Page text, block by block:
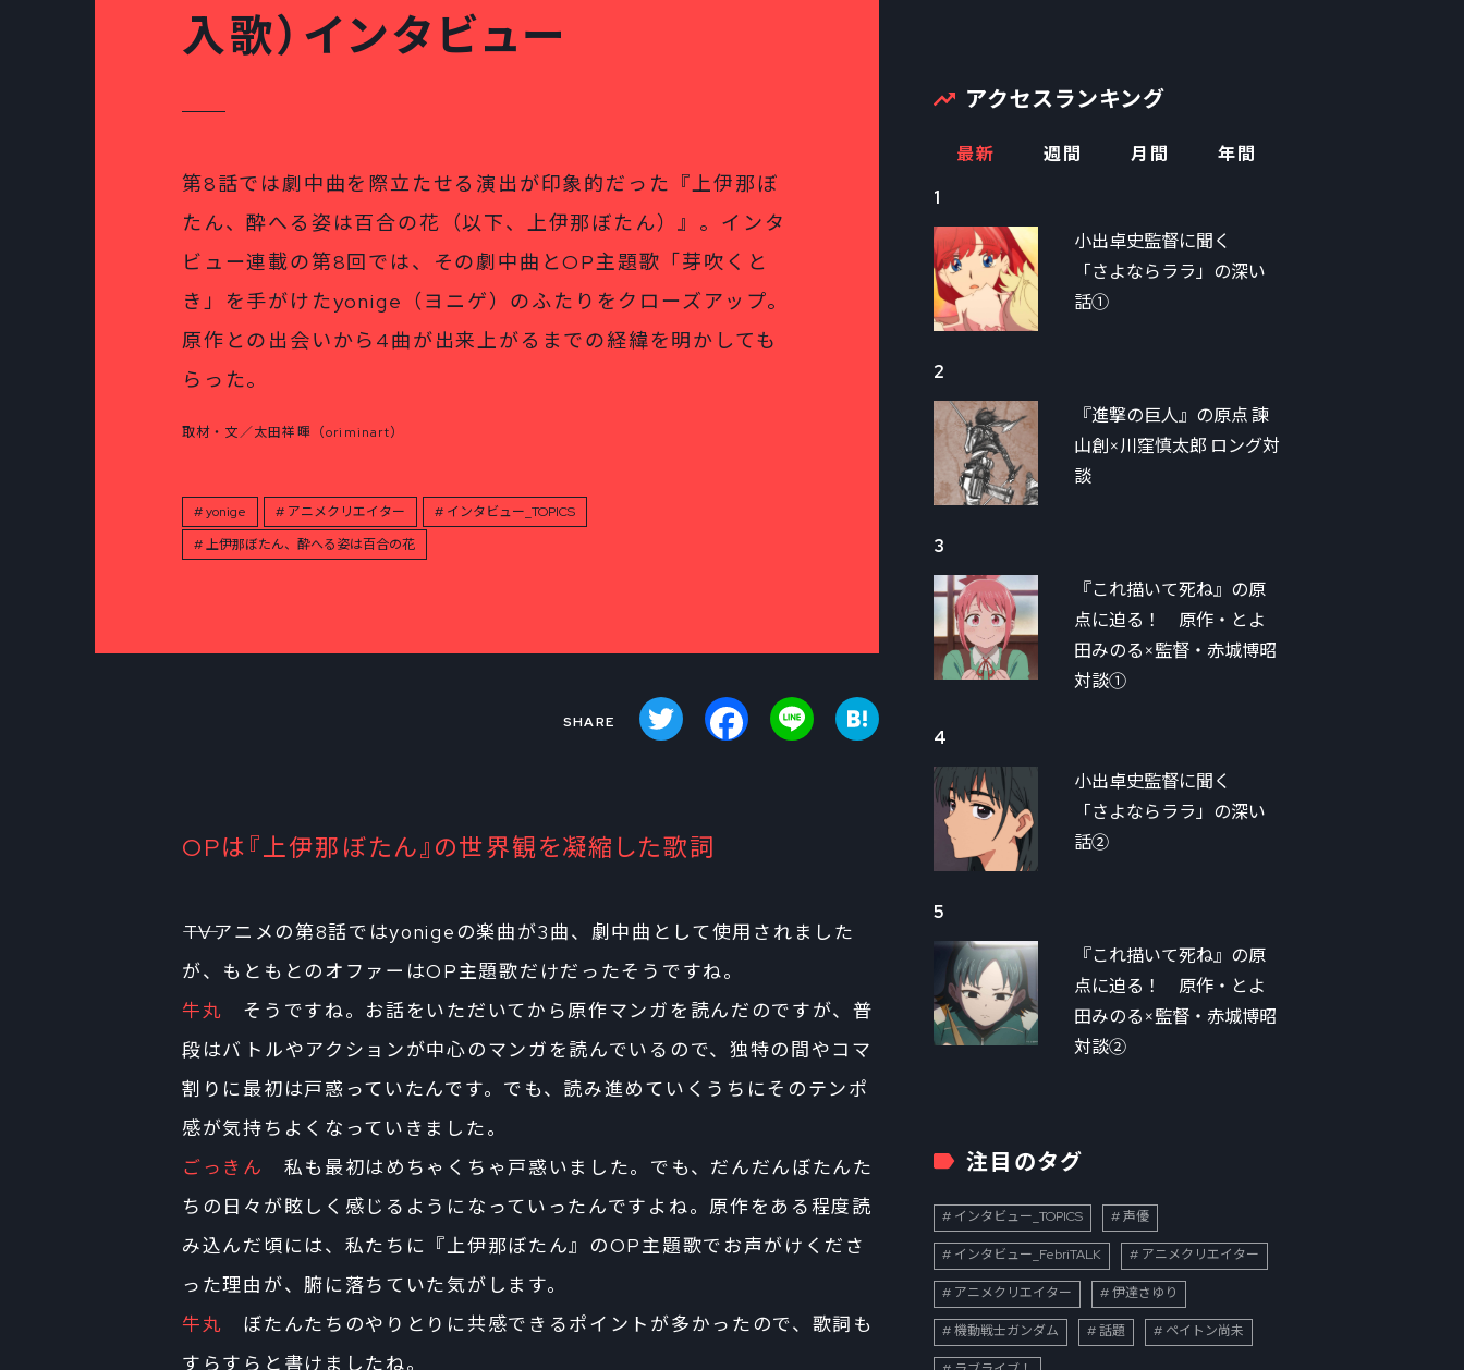
入歌）インタビュー
第8話では劇中曲を際立たせる演出が印象的だった『上伊那ぼ
たん、酔へる姿は百合の花（以下、上伊那ぼたん）』。インタ
ビュー連載の第8回では、その劇中曲とOP主題歌「芽吹くと
き」を手がけたyonige（ヨニゲ）のふたりをクローズアップ。
原作との出会いから4曲が出来上がるまでの経緯を明かしても
らった。
取材・文／太田祥暉（oriminart）
yonige アニメクリエイター
インタビュー_TOPICS
上伊那ぼたん、酔へる姿は百合の花
Twitter Facebook Line
OPは『上伊那ぼたん』の世界観を凝縮した歌詞
――TVアニメの第8話ではyonigeの楽曲が3曲、劇中曲として使用されました
が、もともとのオファーはOP主題歌だけだったそうですね。
牛丸 そうですね。お話をいただいてから原作マンガを読んだのですが、普
段はバトルやアクションが中心のマンガを読んでいるので、独特の間やコマ
割りに最初は戸惑っていたんです。でも、読み進めていくうちにそのテンポ
感が気持ちよくなっていきました。
ごっきん
私も最初はめちゃくちゃ戸惑いました。でも、だんだんぼたんた
ちの日々が眩しく感じるようになっていったんですよね。原作をある程度読
み込んだ頃には、私たちに『上伊那ぼたん』のOP主題歌でお声がけくださ
った理由が、腑に落ちていた気がします。
牛丸 ぼたんたちのやりとりに共感できるポイントが多かったので、歌詞も
すらすらと書けましたね。
アクセスランキング
最新 週間 月間
年間
1
小出卓史監督に聞く
「さよならララ」の深い
話①
2
『進撃の巨人』の原点 諫
山創×川窪慎太郎 ロング対
談
3
『これ描いて死ね』の原
点に迫る！ 原作・とよ
田みのる×監督・赤城博昭
対談①
4
小出卓史監督に聞く
「さよならララ」の深い
話②
5
『これ描いて死ね』の原
点に迫る！ 原作・とよ
田みのる×監督・赤城博昭
対談②
注目のタグ
インタビュー_TOPICS 声優
インタビュー_FebriTALK アニメクリエイター
アニメクリエイター 伊達さゆり
機動戦士ガンダム 話題 ペイトン尚未